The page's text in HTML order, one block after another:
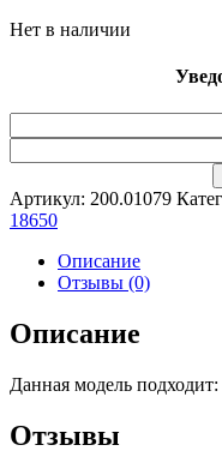
Нет в наличии
Артикул: 200.01079
18650
Описание
Отзывы (0)
Описание
Данная модель
Отзывы